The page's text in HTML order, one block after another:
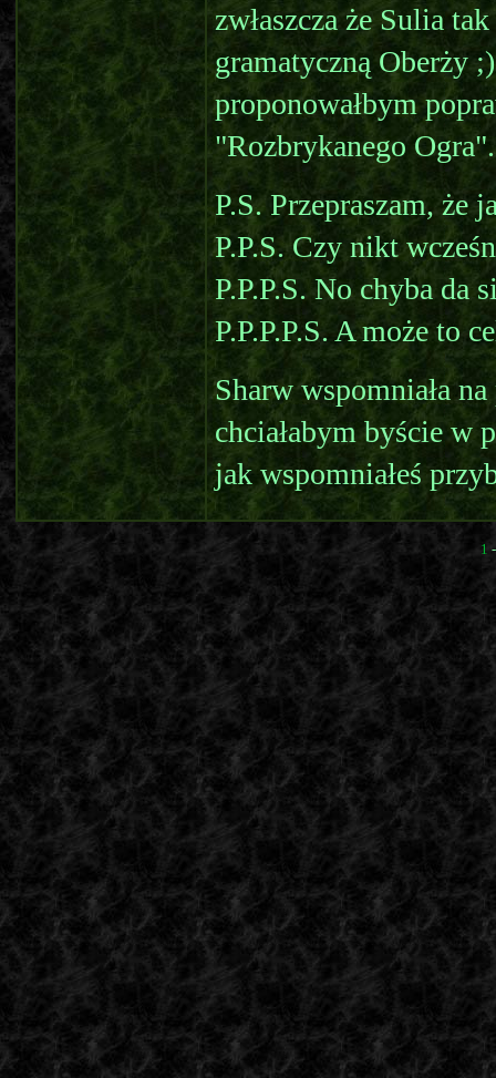
zwłaszcza że Sulia
gramatyczną Oberży
proponowałbym
"Rozbrykanego Ogra".
P.S. Przepraszam, że
P.P.S. Czy nikt
P.P.P.S. No chyba da
P.P.P.P.S. A może to
Sharw wspomniała
chciałabym byście w
jak wspomniałeś
1